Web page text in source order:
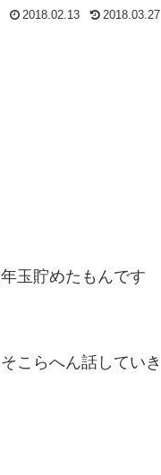
2018.02.13 2018.03.27
玉貯めたもんです
こらへん話していき